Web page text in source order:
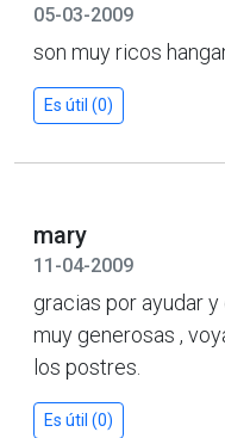
05-03-2009
son muy ricos
Es útil (0)
mary
11-04-2009
gracias por ayudar
muy generosas ,
los postres.
Es útil (0)